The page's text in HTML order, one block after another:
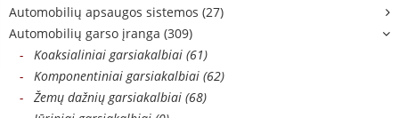
Automobilių apsaugos sistemos (27)
Automobilių garso įranga (309)
- Koaksialiniai garsiakalbiai (61)
- Komponentiniai garsiakalbiai (62)
- Žemų dažnių garsiakalbiai (68)